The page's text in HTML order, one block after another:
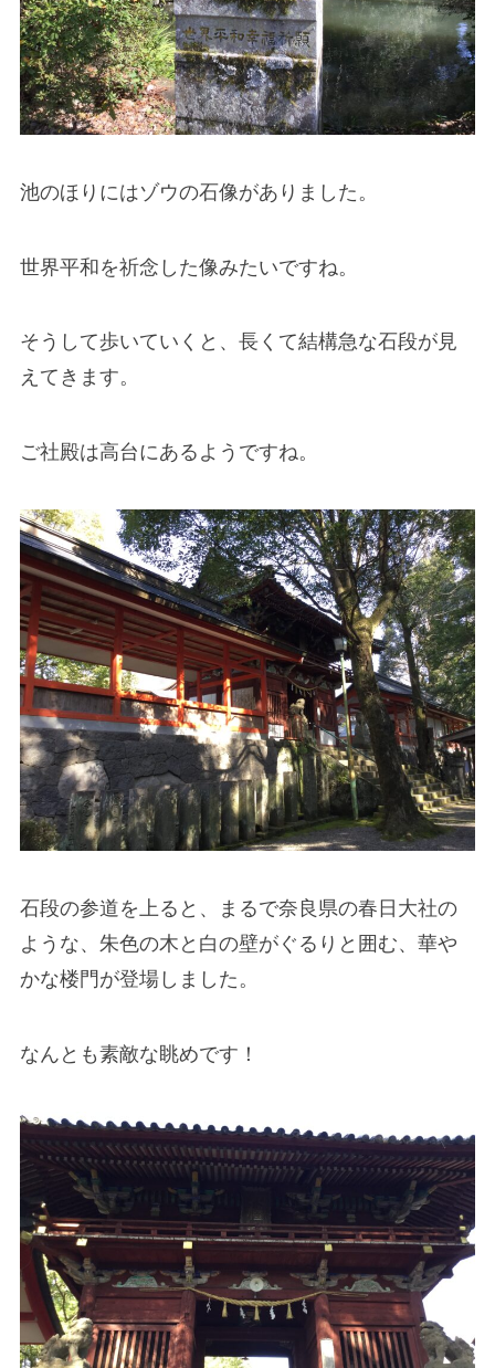
池のほりにはゾウの石像がありました。
世界平和を祈念した像みたいですね。
そうして歩いていくと、長くて結構急な石段が見
えてきます。
ご社殿は高台にあるようですね。
石段の参道を上ると、まるで奈良県の春日大社の
ような、朱色の木と白の壁がぐるりと囲む、華や
かな楼門が登場しました。
なんとも素敵な眺めです！